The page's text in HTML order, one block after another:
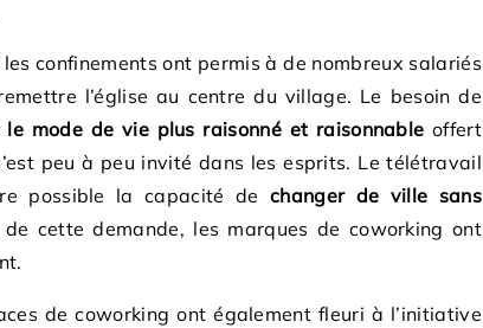
confinements ont permis à de nombreux salariés
l’église au centre du village. Le besoin de
le mode de vie plus raisonné et raisonnable offert
peu à peu invité dans les esprits. Le télétravail
possible la capacité dechanger de ville sans
de cette demande, les marques de coworking ont
de coworking ont également fleuri à l’initiative